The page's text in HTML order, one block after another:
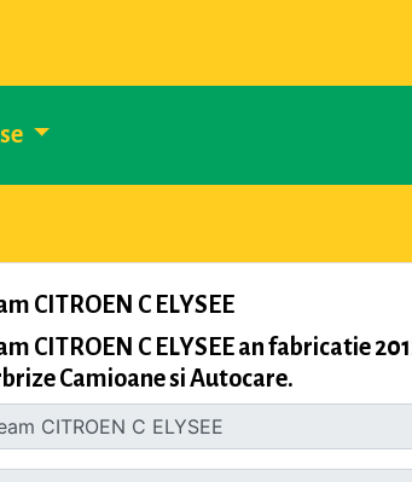
CITROEN C ELYSEE
CITROEN C ELYSEE an fabricatie
Camioane si Autocare.